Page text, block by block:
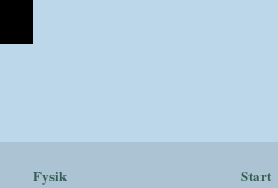
Fysik
Start